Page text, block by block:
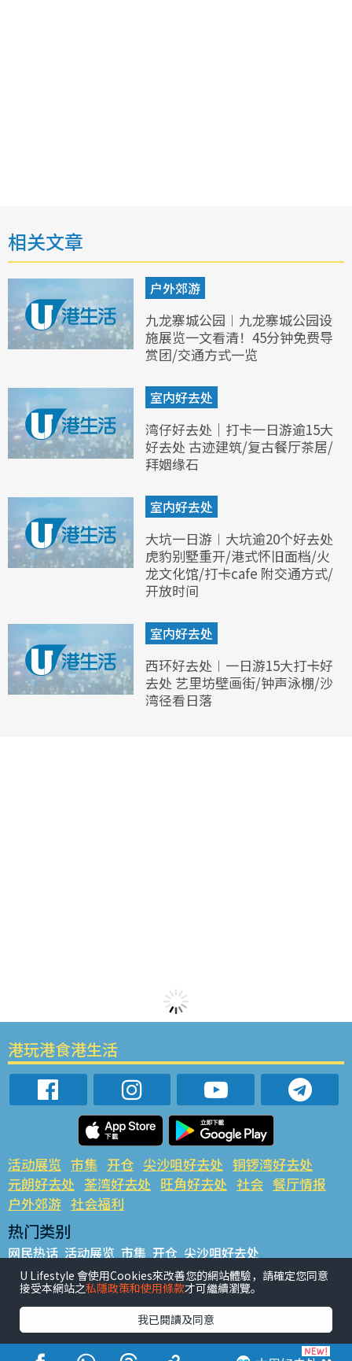
相关文章
户外郊游
九龙寨城公园︱九龙寨城公园设
施展览一文看清！45分钟免费导
赏团/交通方式一览
室内好去处
湾仔好去处｜打卡一日游逾15大
好去处 古迹建筑/复古餐厅茶居/
拜姻缘石
室内好去处
大坑一日游︱大坑逾20个好去处
虎豹别墅重开/港式怀旧面档/火
龙文化馆/打卡cafe 附交通方式/
开放时间
室内好去处
西环好去处︱一日游15大打卡好
去处 艺里坊壁画街/钟声泳棚/沙
湾径看日落
港玩港食港生活
活动展览 市集 开仓 尖沙咀好去处 铜锣湾好去处
元朗好去处 荃湾好去处 旺角好去处 社会 餐厅情报
户外郊游 社会福利
热门类别
网民热话 活动展览 市集 开仓 尖沙咀好去处
铜锣湾好去处 元朗好去处 荃湾好去处 旺角好去处 社会
餐厅情报 户外郊游
热门标签
#UGO揾好去处 #人气活动推介 #美食社群热话
U Lifestyle 會使用Cookies來改善您的網站體驗，請確定您同意
接受本網站之私隱政策和使用條款才可繼續瀏覽。
我已閱讀及同意